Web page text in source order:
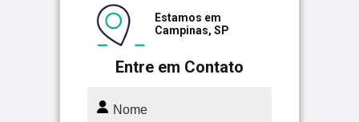
Entre em Contato
Estamos em
Campinas, SP